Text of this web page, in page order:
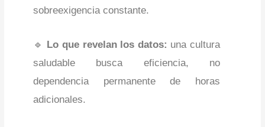
sobreexigencia constante.
🔹 Lo que revelan los datos: una cultura
saludable busca eficiencia, no
dependencia permanente de horas
adicionales.